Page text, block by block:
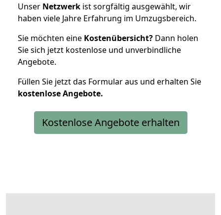
Unser Netzwerk ist sorgfältig ausgewählt, wir
haben viele Jahre Erfahrung im Umzugsbereich.
Sie möchten eine Kostenübersicht? Dann holen
Sie sich jetzt kostenlose und unverbindliche
Angebote.
Füllen Sie jetzt das Formular aus und erhalten Sie
kostenloseAngebote.
Kostenlose Angebote erhalten